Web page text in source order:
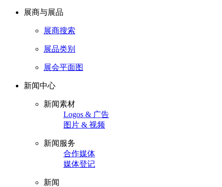
展商与展品
展商搜索
展品类别
展会平面图
新闻中心
新闻素材
Logos & 广告
图片 & 视频
新闻服务
合作媒体
媒体登记
新闻